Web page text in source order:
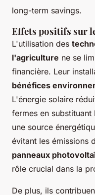
long-term savings.
Effets positifs sur
L'utilisation des
l'agriculture ne se
financière. Leur
bénéfices
L'énergie solaire
fermes en
une source
évitant les émissions
panneaux
rôle crucial dans la
De plus, ils